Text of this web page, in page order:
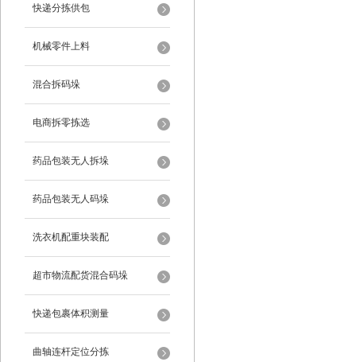
快递分拣供包
机械零件上料
混合拆码垛
电商拆零拣选
药品包装无人拆垛
药品包装无人码垛
洗衣机配重块装配
超市物流配货混合码垛
快递包裹体积测量
曲轴连杆定位分拣